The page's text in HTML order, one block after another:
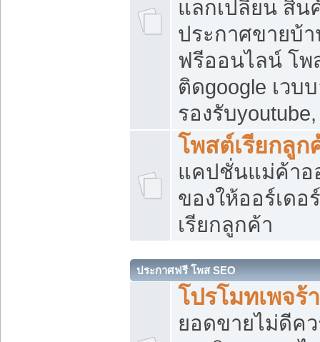
แลกเปลี่ยน สิน
ประกาศขายบ้
ฟรีออนไลน์ โพ
ติดgoogle เวบ
รองรับ
โพสต์เรียกลูก
แคปชั่นแม่ค้าอ
ของให้ออร์เดอ
เรียกลูกค้า
ประกาศฟรี โพส SEO
โปรโมทเพจร้
ยอดขายไม่ดีค